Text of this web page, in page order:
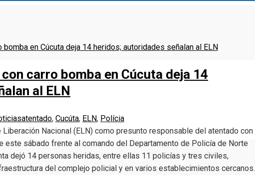
carro bomba en Cúcuta deja 14
al ELN
atentado, Cucúta, ELN, Polícia
Nacional (ELN) como presunto responsable del atentado con
este sábado frente al comando del Departamento de Policía de Norte
dejó 14 personas heridas, entre ellas 11 policías y tres civiles,
del complejo policial y en varios establecimientos cercanos.